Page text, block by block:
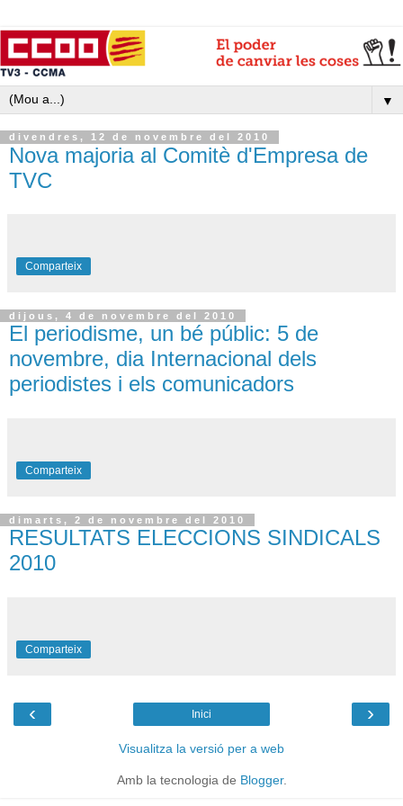
▼
divendres, 12 de novembre del 2010
Nova majoria al Comitè d'Empresa de
TVC
Comparteix
dijous, 4 de novembre del 2010
El periodisme, un bé públic: 5 de
novembre, dia Internacional dels
periodistes i els comunicadors
Comparteix
dimarts, 2 de novembre del 2010
RESULTATS ELECCIONS SINDICALS
2010
Comparteix
‹ ›
Inici
Visualitza la versió per a web
Amb la tecnologia de Blogger.